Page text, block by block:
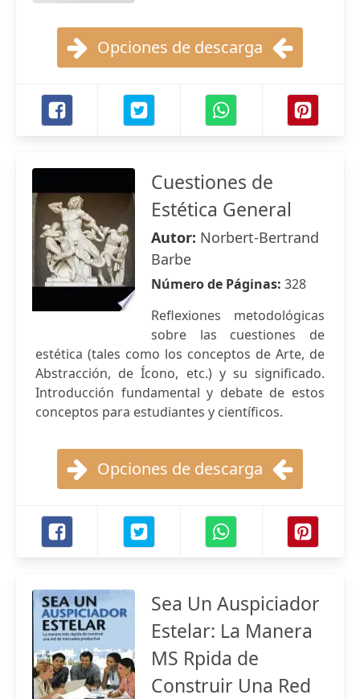
Opciones de descarga
Cuestiones de
Estética General
Autor: Norbert-Bertrand
Barbe
Número de Páginas: 328
Reflexiones metodológicas
sobre las cuestiones de
estética (tales como los conceptos de Arte, de
Abstracción, de Ícono, etc.) y su significado.
Introducción fundamental y debate de estos
conceptos para estudiantes y científicos.
Opciones de descarga
Sea Un Auspiciador
Estelar: La Manera
MS Rpida de
Construir Una Red